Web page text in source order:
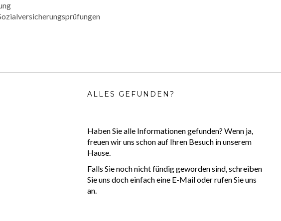
ALLES GEFUNDEN?
Haben Sie alle Informationen gefunden? Wenn ja,
freuen wir uns schon auf Ihren Besuch in unserem
Hause.
Falls Sie noch nicht fündig geworden sind, schreiben
Sie uns doch einfach eine E-Mail oder rufen Sie uns
an.